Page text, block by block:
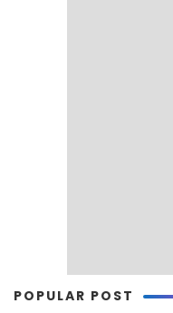
POPULAR POST